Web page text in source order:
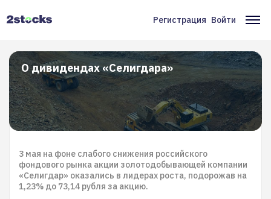
Меню
учётной
записи
пользователя
Регистрация Войти
О дивидендах «Селигдара»
3 мая на фоне слабого снижения российского
фондового рынка акции золотодобывающей компании
«Селигдар» оказались в лидерах роста, подорожав на
1,23% до 73,14 рубля за акцию.